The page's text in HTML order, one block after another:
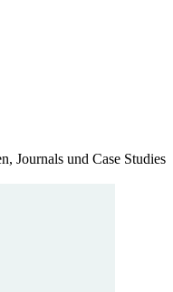
Journals und Case Studies